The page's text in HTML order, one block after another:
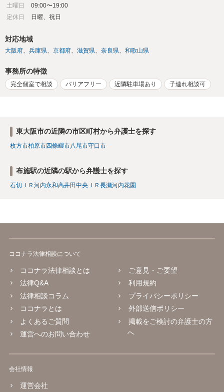
土曜日
09:00〜19:00
定休日
日曜、祝日
対応地域
大阪府 兵庫県 京都府 滋賀県 奈良県 和歌山県
事務所の特徴
完全個室で相談 バリアフリー 近隣駐車場あり 子連れ相談可
東大阪市の近隣の市区町村から弁護士を探す
枚方市柏原市四條畷市八尾市守口市
布施駅の近隣の駅から弁護士を探す
石切 ＪＲ河内永和高井田中央 ＪＲ長瀬河内花園
ココナラ法律相談について
ココナラ法律相談とは
法律Q&A
法律相談コラム
ココナラとは
よくあるご質問
運営へのお問い合わせ
ご意見・ご要望
利用規約
プライバシーポリシー
外部送信ポリシー
掲載をご検討の弁護士の方
へ
会社情報
運営会社